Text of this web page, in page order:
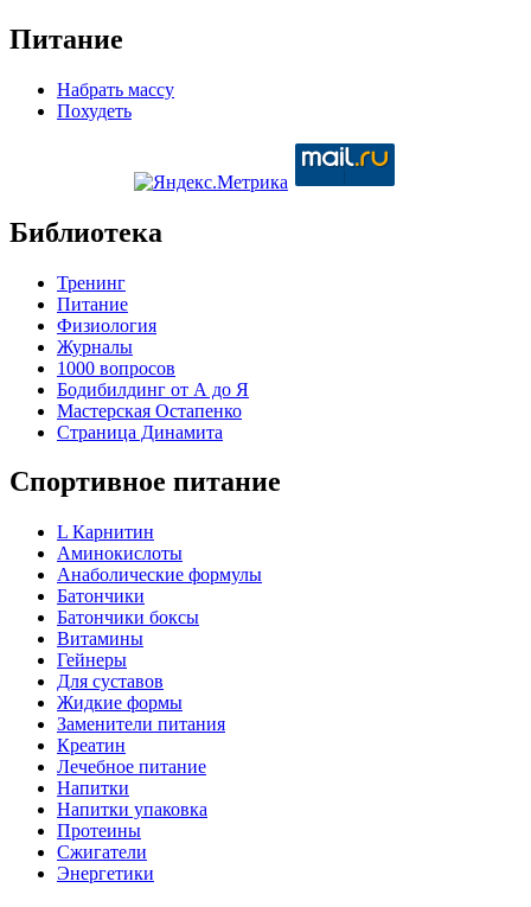
Питание
Набрать массу
Похудеть
Библиотека
Тренинг
Питание
Физиология
Журналы
1000 вопросов
Бодибилдинг от А до Я
Мастерская Остапенко
Страница Динамита
Спортивное питание
L Карнитин
Аминокислоты
Анаболические формулы
Батончики
Батончики боксы
Витамины
Гейнеры
Для суставов
Жидкие формы
Заменители питания
Креатин
Лечебное питание
Напитки
Напитки упаковка
Протеины
Сжигатели
Энергетики